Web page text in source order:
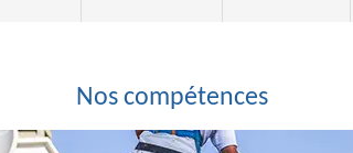
Nos compétences